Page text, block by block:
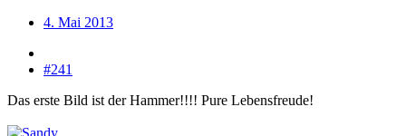
4. Mai 2013
#241
Das erste Bild ist der Hammer!!!! Pure Lebensfreude!